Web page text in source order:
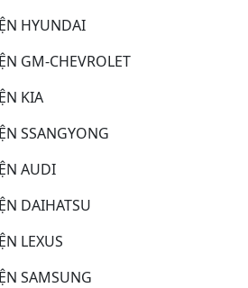
HYUNDAI
GM-CHEVROLET
KIA
SSANGYONG
AUDI
DAIHATSU
LEXUS
SAMSUNG